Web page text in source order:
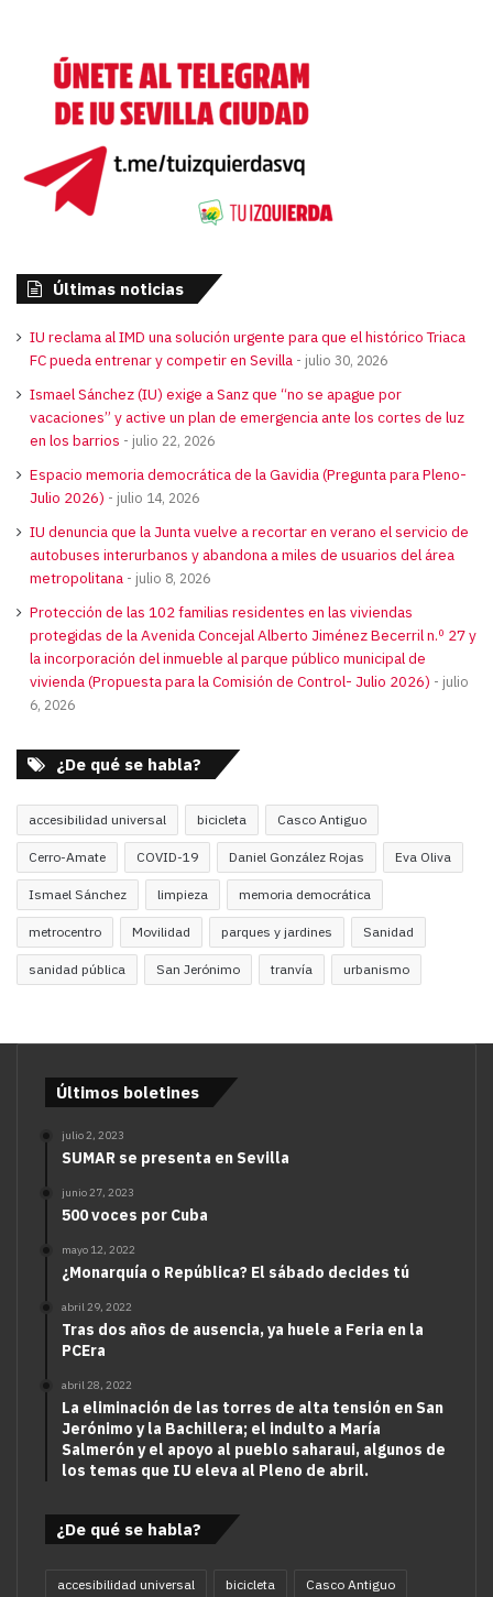
Últimas noticias
IU reclama al IMD una solución urgente para que el histórico Triaca
FC pueda entrenar y competir en Sevilla
julio 30, 2026
Ismael Sánchez (IU) exige a Sanz que “no se apague por
vacaciones” y active un plan de emergencia ante los cortes de luz
en los barrios
julio 22, 2026
Espacio memoria democrática de la Gavidia (Pregunta para Pleno-
Julio 2026)
julio 14, 2026
IU denuncia que la Junta vuelve a recortar en verano el servicio de
autobuses interurbanos y abandona a miles de usuarios del área
metropolitana
julio 8, 2026
Protección de las 102 familias residentes en las viviendas
protegidas de la Avenida Concejal Alberto Jiménez Becerril n.º 27 y
la incorporación del inmueble al parque público municipal de
vivienda (Propuesta para la Comisión de Control- Julio 2026)
julio
6, 2026
¿De qué se habla?
accesibilidad universal bicicleta Casco Antiguo
Cerro-Amate COVID-19 Daniel González Rojas Eva Oliva
Ismael Sánchez limpieza memoria democrática
metrocentro Movilidad parques y jardines Sanidad
sanidad pública San Jerónimo tranvía urbanismo
Últimos boletines
julio 2, 2023
SUMAR se presenta en Sevilla
junio 27, 2023
500 voces por Cuba
mayo 12, 2022
¿Monarquía o República? El sábado decides tú
abril 29, 2022
Tras dos años de ausencia, ya huele a Feria en la
PCEra
abril 28, 2022
La eliminación de las torres de alta tensión en San
Jerónimo y la Bachillera; el indulto a María
Salmerón y el apoyo al pueblo saharaui, algunos de
los temas que IU eleva al Pleno de abril.
¿De qué se habla?
accesibilidad universal bicicleta Casco Antiguo